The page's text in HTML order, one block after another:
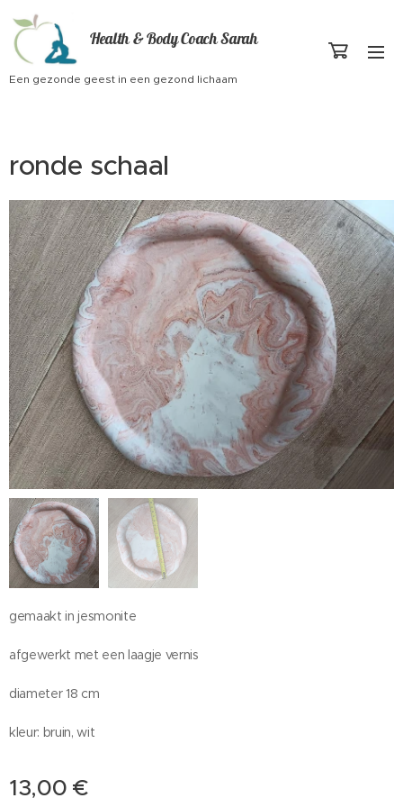
Health & Body Coach Sarah
Een gezonde geest in een gezond lichaam
ronde schaal
gemaakt in jesmonite
afgewerkt met een laagje vernis
diameter 18 cm
kleur: bruin, wit
13,00 €